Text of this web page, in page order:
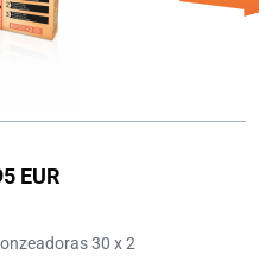
EUR
30 x 2